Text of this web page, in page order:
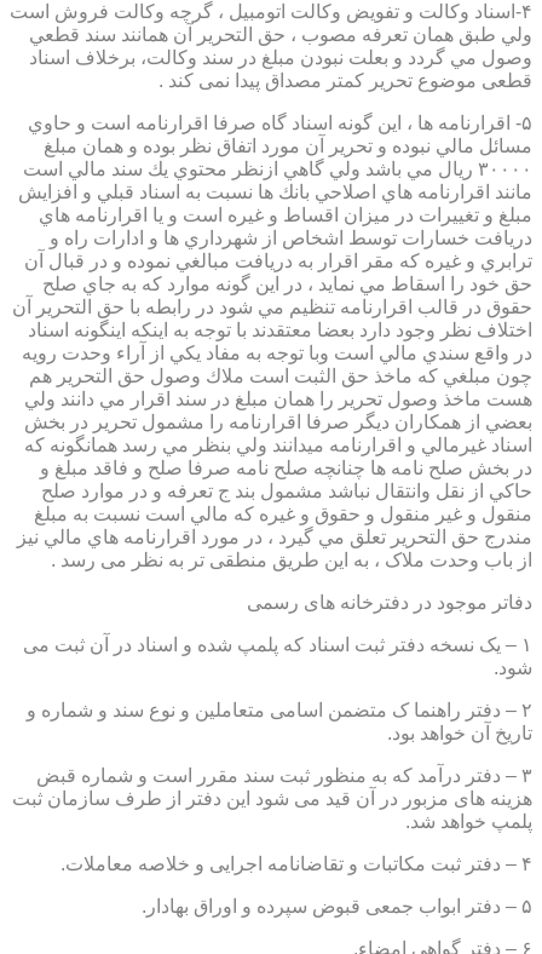
۴-اسناد وكالت و تفويض وكالت اتومبيل ، گرچه وكالت فروش است
ولي طبق همان تعرفه مصوب ، حق التحرير آن همانند سند قطعي
وصول مي گردد و بعلت نبودن مبلغ در سند وكالت، برخلاف اسناد
قطعی موضوع تحریر کمتر مصداق پیدا نمی کند .
۵- اقرارنامه ها ، اين گونه اسناد گاه صرفا اقرارنامه است و حاوي
مسائل مالي نبوده و تحرير آن مورد اتفاق نظر بوده و همان مبلغ
۳۰۰۰۰ ريال مي باشد ولي گاهي ازنظر محتوي يك سند مالي است
مانند اقرارنامه هاي اصلاحي بانك ها نسبت به اسناد قبلي و افزايش
مبلغ و تغييرات در ميزان اقساط و غيره است و يا اقرارنامه هاي
دريافت خسارات توسط اشخاص از شهرداري ها و ادارات راه و
ترابري و غيره كه مقر اقرار به دريافت مبالغي نموده و در قبال آن
حق خود را اسقاط مي نمايد ، در اين گونه موارد كه به جاي صلح
حقوق در قالب اقرارنامه تنظيم مي شود در رابطه با حق التحرير آن
اختلاف نظر وجود دارد بعضا معتقدند با توجه به اينكه اينگونه اسناد
در واقع سندي مالي است وبا توجه به مفاد يكي از آراء وحدت رويه
چون مبلغي كه ماخذ حق الثبت است ملاك وصول حق التحرير هم
هست ماخذ وصول تحرير را همان مبلغ در سند اقرار مي دانند ولي
بعضي از همكاران ديگر صرفا اقرارنامه را مشمول تحرير در بخش
اسناد غيرمالي و اقرارنامه ميدانند ولي بنظر مي رسد همانگونه كه
در بخش صلح نامه ها چنانچه صلح نامه صرفا صلح و فاقد مبلغ و
حاكي از نقل وانتقال نباشد مشمول بند ج تعرفه و در موارد صلح
منقول و غير منقول و حقوق و غيره كه مالي است نسبت به مبلغ
مندرج حق التحرير تعلق مي گيرد ، در مورد اقرارنامه هاي مالي نيز
از باب وحدت ملاک ، به این طریق منطقی تر به نظر می رسد .
دفاتر موجود در دفترخانه های رسمی
۱ – یک نسخه دفتر ثبت اسناد که پلمپ شده و اسناد در آن ثبت می
شود.
۲ – دفتر راهنما ک متضمن اسامی متعاملین و نوع سند و شماره و
تاریخ آن خواهد بود.
۳ – دفتر درآمد که به منظور ثبت سند مقرر است و شماره قبض
هزینه های مزبور در آن قید می شود این دفتر از طرف سازمان ثبت
پلمپ خواهد شد.
۴ – دفتر ثبت مکاتبات و تقاضانامه اجرایی و خلاصه معاملات.
۵ – دفتر ابواب جمعی قبوض سپرده و اوراق بهادار.
۶ – دفتر گواهی امضاء.